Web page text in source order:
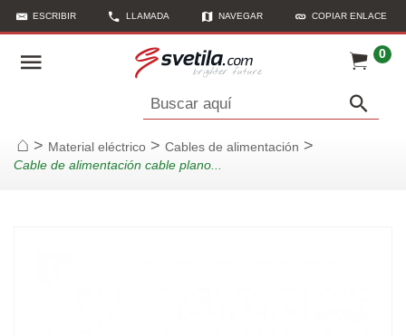
ESCRIBIR LLAMADA NAVEGAR COPIAR ENLACE
0
Buscar aquí
Página de inicio
> Material eléctrico > Cables de alimentación >
Cable de alimentación cable plano...